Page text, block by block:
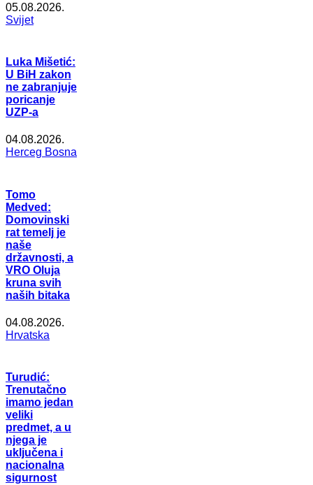
05.08.2026.
Svijet
Luka Mišetić:
U BiH zakon
ne zabranjuje
poricanje
UZP-a
04.08.2026.
Herceg Bosna
Tomo
Medved:
Domovinski
rat temelj je
naše
državnosti, a
VRO Oluja
kruna svih
naših bitaka
04.08.2026.
Hrvatska
Turudić:
Trenutačno
imamo jedan
veliki
predmet, a u
njega je
uključena i
nacionalna
sigurnost